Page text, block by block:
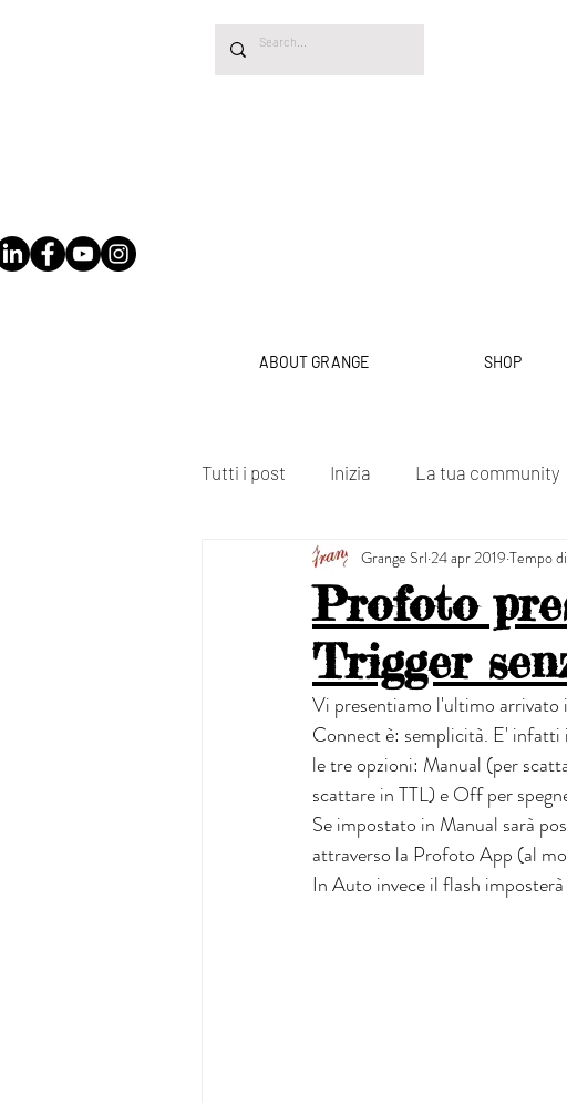
ABOUT GRANGE SHOP
Tutti i post Inizia La tua community
Profoto
Trigger
Grange Srl 24 apr 2019 Tempo
Vi presentiamo l'ultimo arrivato
Connect è: semplicità. E' infatti
le tre opzioni: Manual (per
scattare in TTL) e Off per
Se impostato in Manual sarà
attraverso la Profoto App (al
In Auto invece il flash